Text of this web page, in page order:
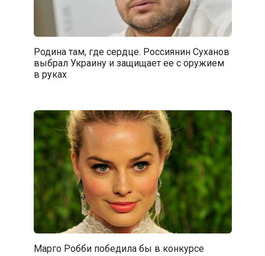
Родина там, где сердце. Россиянин Суханов
выбрал Украину и защищает ее с оружием
в руках
Марго Робби победила бы в конкурсе